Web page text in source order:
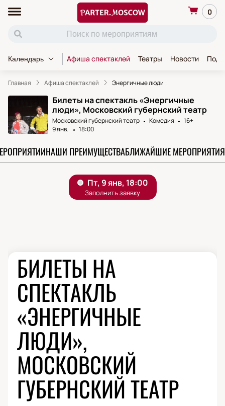
0
Календарь Афиша спектаклей Театры Новости
Главная Афиша спектаклей Энергичные люди
Билеты на спектакль «Энергичные
люди», Московский губернский театр
Московский губернский театр Комедия
16+
9 янв.
18:00
НАШИ ПРЕИМУЩЕСТВАБЛИЖАЙШИЕ МЕРОПРИЯТИЯ
БИЛЕТЫ НА
СПЕКТАКЛЬ
«ЭНЕРГИЧНЫЕ
ЛЮДИ»,
МОСКОВСКИЙ
ГУБЕРНСКИЙ ТЕАТР